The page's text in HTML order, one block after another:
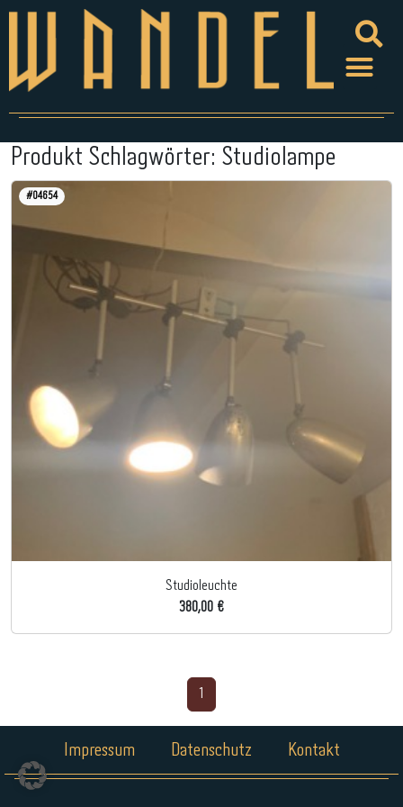
Produkt Schlagwörter: Studiolampe
#04654
Studioleuchte
380,00 €
Impressum Datenschutz Kontakt